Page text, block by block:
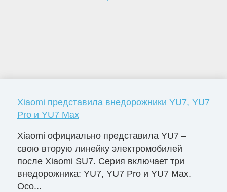
Xiaomi представила внедорожники YU7, YU7
Pro и YU7 Max
Xiaomi официально представила YU7 –
свою вторую линейку электромобилей
после Xiaomi SU7. Серия включает три
внедорожника: YU7, YU7 Pro и YU7 Max.
Осо...